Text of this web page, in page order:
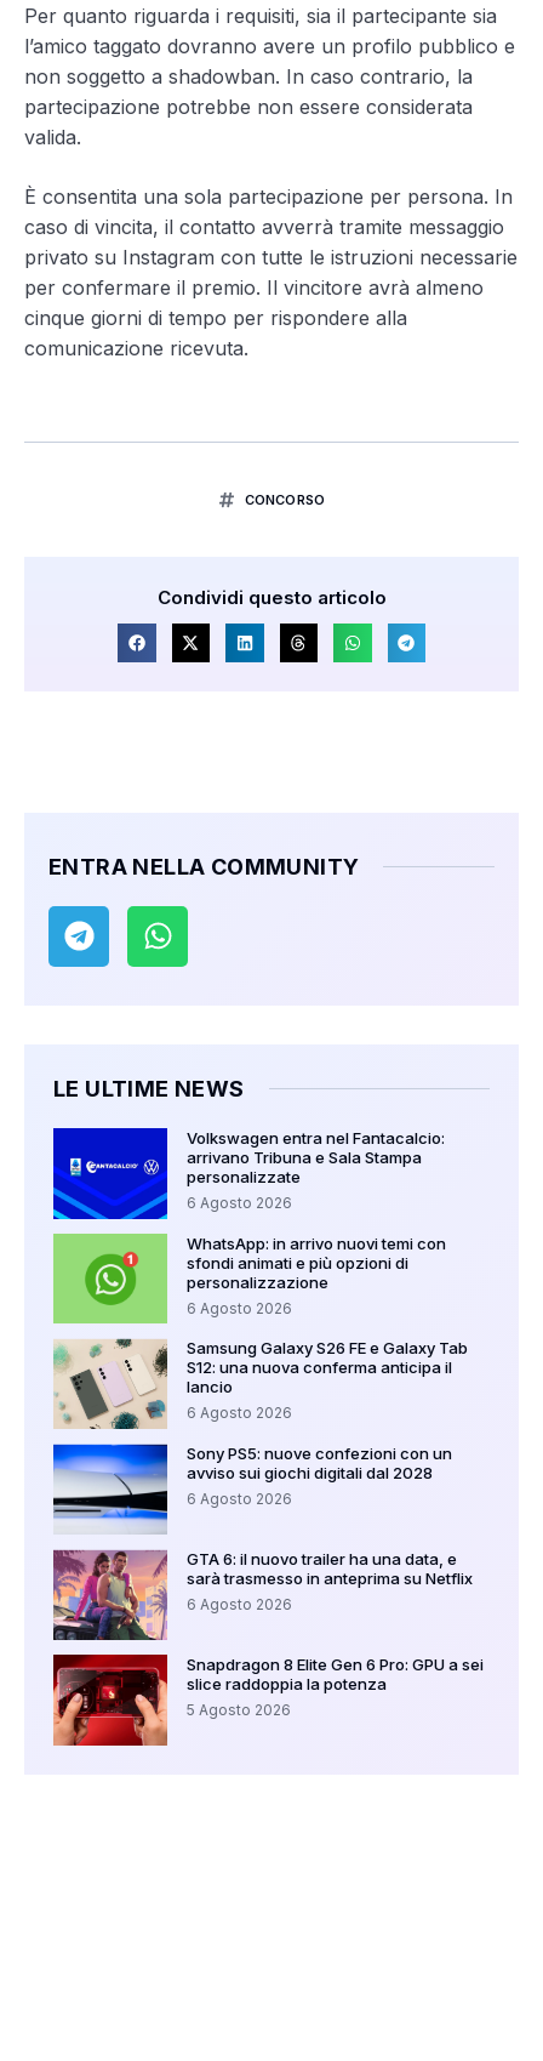
Per quanto riguarda i requisiti, sia il partecipante sia
l’amico taggato dovranno avere un profilo pubblico e
non soggetto a shadowban. In caso contrario, la
partecipazione potrebbe non essere considerata
valida.
È consentita una sola partecipazione per persona. In
caso di vincita, il contatto avverrà tramite messaggio
privato su Instagram con tutte le istruzioni necessarie
per confermare il premio. Il vincitore avrà almeno
cinque giorni di tempo per rispondere alla
comunicazione ricevuta.
CONCORSO
Condividi questo articolo
ENTRA NELLA COMMUNITY
LE ULTIME NEWS
Volkswagen entra nel Fantacalcio:
arrivano Tribuna e Sala Stampa
personalizzate
6 Agosto 2026
WhatsApp: in arrivo nuovi temi con
sfondi animati e più opzioni di
personalizzazione
6 Agosto 2026
Samsung Galaxy S26 FE e Galaxy Tab
S12: una nuova conferma anticipa il
lancio
6 Agosto 2026
Sony PS5: nuove confezioni con un
avviso sui giochi digitali dal 2028
6 Agosto 2026
GTA 6: il nuovo trailer ha una data, e
sarà trasmesso in anteprima su Netflix
6 Agosto 2026
Snapdragon 8 Elite Gen 6 Pro: GPU a sei
slice raddoppia la potenza
5 Agosto 2026